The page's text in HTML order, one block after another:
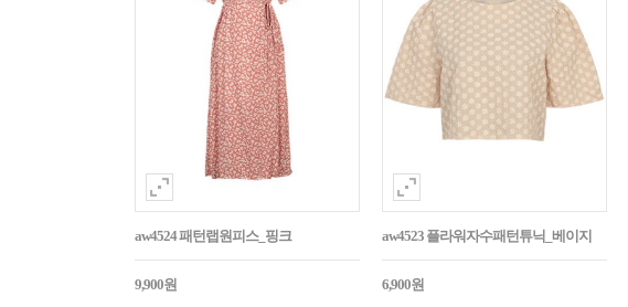
aw4524 패턴랩원피스_핑크
9,900원
aw4523 플라워자수패턴튜닉_베이지
6,900원